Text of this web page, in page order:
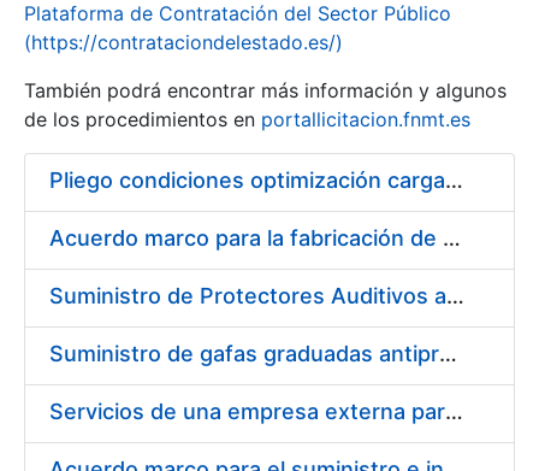
Mostra/Amaga
Plataforma de Contratación del Sector Público
(https://contrataciondelestado.es/)
También podrá encontrar más información y algunos
de los procedimientos en portallicitacion.fnmt.es
Pliego condiciones optimización cargas compras firmado
Acuerdo marco para la fabricación de piezas
Suministro de Protectores Auditivos a medida para las personas trabajadoras de los Centros de Trabajo de Madrid y Burgos
Suministro de gafas graduadas antiproyecciones para los trabajadores de la FNMT-RCM en los centros de trabajo de Madrid y Burgos
Servicios de una empresa externa para el asesoramiento y resolución de los recursos de alzada que se presentan relacionados con procesos de selección para la FNMT-RCM